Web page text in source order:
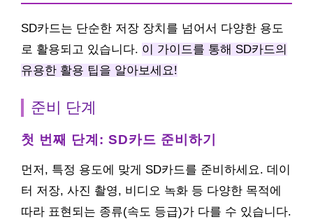
SD카드는 단순한 저장 장치를 넘어서 다양한 용도
로 활용되고 있습니다. 이 가이드를 통해 SD카드의
유용한 활용 팁을 알아보세요!
준비 단계
첫 번째 단계: SD카드 준비하기
먼저, 특정 용도에 맞게 SD카드를 준비하세요. 데이
터 저장, 사진 촬영, 비디오 녹화 등 다양한 목적에
따라 표현되는 종류(속도 등급)가 다를 수 있습니다.